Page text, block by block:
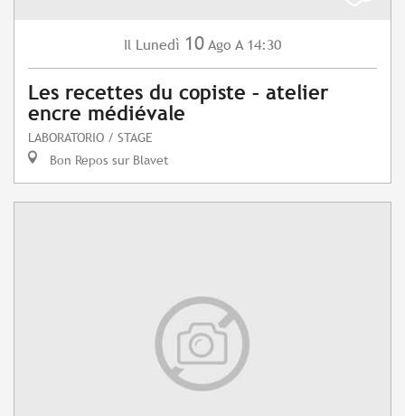
Il Lunedì 10 Ago A 14:30
Les recettes du copiste – atelier
encre médiévale
LABORATORIO / STAGE
Bon Repos sur Blavet